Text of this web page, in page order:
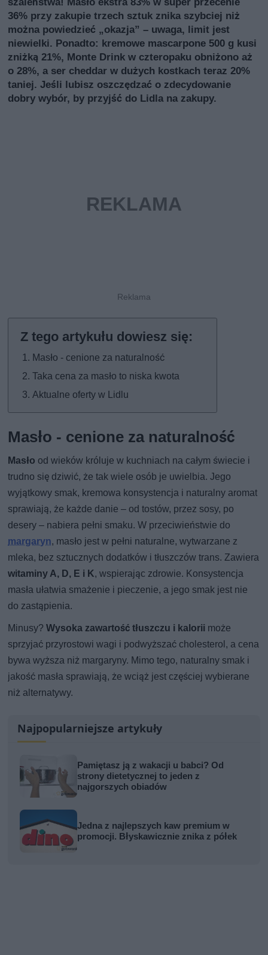
36% przy zakupie trzech sztuk znika szybciej niż
można powiedzieć „okazja” – uwaga, limit jest
niewielki. Ponadto: kremowe mascarpone 500 g kusi
zniżką 21%, Monte Drink w czteropaku obniżono aż
o 28%, a ser cheddar w dużych kostkach teraz 20%
taniej. Jeśli lubisz oszczędzać o zdecydowanie
dobry wybór, by przyjść do Lidla na zakupy.
Masło - cenione za naturalność
Taka cena za masło to niska kwota
Aktualne oferty w Lidlu
Masło - cenione za naturalność
Masło od wieków króluje w kuchniach na całym świecie i
trudno się dziwić, że tak wiele osób je uwielbia. Jego
wyjątkowy smak, kremowa konsystencja i naturalny aromat
sprawiają, że każde danie – od tostów, przez sosy, po
desery – nabiera pełni smaku. W przeciwieństwie do
margaryn, masło jest w pełni naturalne, wytwarzane z
mleka, bez sztucznych dodatków i tłuszczów trans. Zawiera
witaminy A, D, E i K, wspierając zdrowie. Konsystencja
masła ułatwia smażenie i pieczenie, a jego smak jest nie
do zastąpienia.
Minusy?Wysoka zawartość tłuszczu i kalorii może
sprzyjać przyrostowi wagi i podwyższać cholesterol, a cena
bywa wyższa niż margaryny. Mimo tego, naturalny smak i
jakość masła sprawiają, że wciąż jest częściej wybierane
niż alternatywy.
Najpopularniejsze artykuły
Pamiętasz ją z wakacji u babci? Od
strony dietetycznej to jeden z
najgorszych obiadów
Jedna z najlepszych kaw premium w
promocji. Błyskawicznie znika z półek